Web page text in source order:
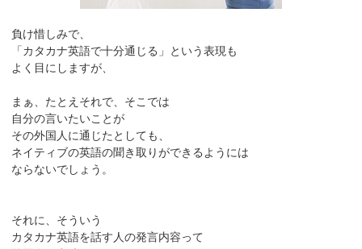
負け惜しみで、
「カタカナ英語で十分通じる」という表現も
よく目にしますが、
まぁ、たとえそれで、そこでは
自分の言いたいことが
その外国人に通じたとしても、
ネイティブの英語の聞き取りができるようには
ならないでしょう。
それに、そういう
カタカナ英語を話す人の発言内容って